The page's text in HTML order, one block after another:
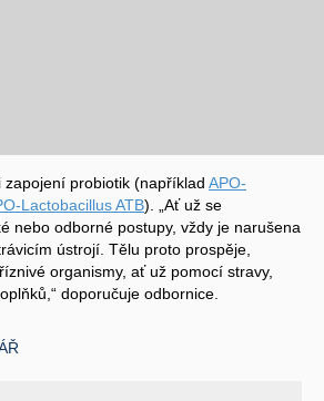
zapojení probiotik (například APO-
Lactobacillus ATB). „Ať už se
nebo odborné postupy, vždy je narušena
ústrojí. Tělu proto prospěje,
organismy, ať už pomocí stravy,
doporučuje odbornice.